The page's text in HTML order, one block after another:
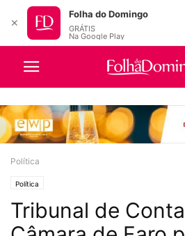
Política
Política
Tribunal de
✕
Folha do Domingo
GRÁTIS
Na Google Play